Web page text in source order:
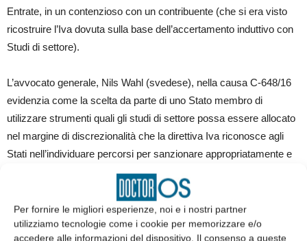
Per fornire le migliori esperienze, noi e i nostri partner
utilizziamo tecnologie come i cookie per memorizzare e/o
accedere alle informazioni del dispositivo. Il consenso a queste
Entrate, in un contenzioso con un contribuente (che si era visto
ricostruire l’Iva dovuta sulla base dell’accertamento induttivo con
Studi di settore).
L’avvocato generale, Nils Wahl (svedese), nella causa C-648/16
evidenzia come la scelta da parte di uno Stato membro di
utilizzare strumenti quali gli studi di settore possa essere allocato
nel margine di discrezionalità che la direttiva Iva riconosce agli
Stati nell’individuare percorsi per sanzionare appropriatamente e
riscuotere i tributi dai contribuenti che potrebbero non aver
dichiarato le reali basi imponibili su cui calcolare l’imposta.
L’esigenza, quindi, di differenziare il comportamento del Fisco tra